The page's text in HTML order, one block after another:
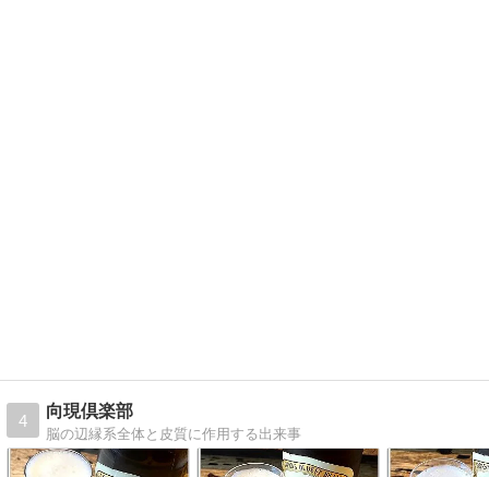
4
向現倶楽部
脳の辺縁系全体と皮質に作用する出来事